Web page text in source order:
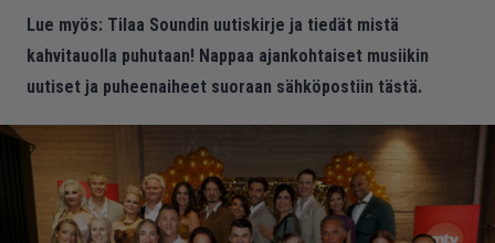
Lue myös: Tilaa Soundin uutiskirje ja tiedät mistä
kahvitauolla puhutaan! Nappaa ajankohtaiset musiikin
uutiset ja puheenaiheet suoraan sähköpostiin tästä.